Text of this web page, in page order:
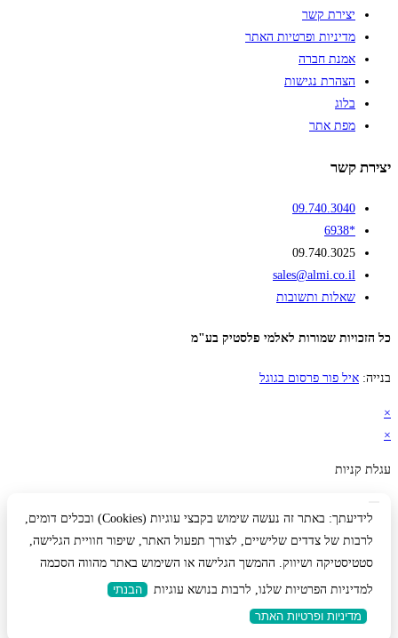
יצירת קשר
מדיניות ופרטיות האתר
אמנת חברה
הצהרת נגישות
בלוג
מפת אתר
יצירת קשר
09.740.3040
*6938
09.740.3025
sales@almi.co.il
שאלות ותשובות
כל הזכויות שמורות לאלמי פלסטיק בע"מ
בנייה: איל פור פרסום בגוגל
×
×
עגלת קניות
לידיעתך: באתר זה נעשה שימוש בקבצי עוגיות (Cookies) ובכלים דומים,
לרבות של צדדים שלישיים, לצורך תפעול האתר, שיפור חוויית הגלישה,
סטטיסטיקה ושיווק. ההמשך הגלישה או השימוש באתר מהווה הסכמה
למדיניות הפרטיות שלנו, לרבות בנושא עוגיות
הבנתי
מדיניות ופרטיות האתר